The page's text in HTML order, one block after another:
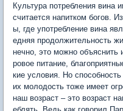
Культура потребления
считается напитком богов.
ы, где употребление вина
едняя продолжительность
нечно, это можно объяснить
ровое питание,
кие условия. Но
их молодость тоже имеет
наш возраст – это возраст